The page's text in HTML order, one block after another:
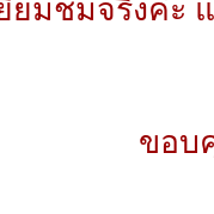
ยมชมจริงค่ะ
ขอบ